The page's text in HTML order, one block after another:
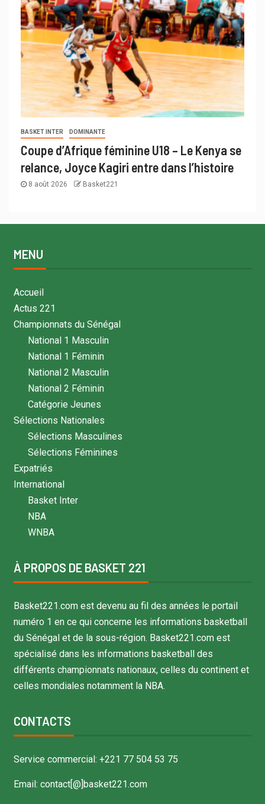
BASKET INTER DOMINANTE
Coupe d’Afrique féminine U18 – Le Kenya se
relance, Joyce Kagiri entre dans l’histoire
8 août 2026 Basket221
MENU
Accueil
Actus 221
Championnats du Sénégal
National 1 Masculin
National 1 Féminin
National 2 Masculin
National 2 Féminin
Catégorie Jeunes
Sélections Nationales
Sélections Masculines
Sélections Féminines
Expatriés
International
Basket Inter
NBA
WNBA
À PROPOS DE BASKET 221
Basket221.com est devenu au fil des années le portail
numéro 1 en ce qui concerne les informations basketball
du Sénégal et de la sous-région. Basket221.com est
spécialisé dans les informations basketball des
différents championnats nationaux, celles du continent et
celles mondiales notamment la NBA.
CONTACTS
Service commercial: +221 77 504 53 75
Email: contact[@]basket221.com